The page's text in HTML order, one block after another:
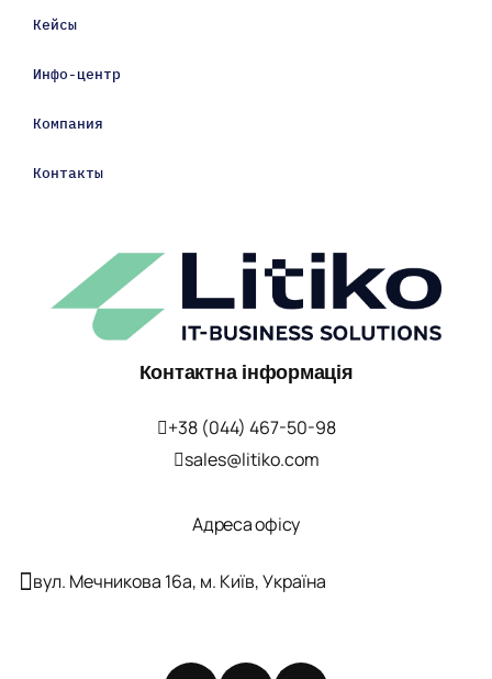
Кейсы
Инфо-центр
Компания
Контакты
Контактна інформація
+38 (044) 467-50-98
sales@litiko.com
Адреса офісу
вул. Мечникова 16а, м. Київ, Україна